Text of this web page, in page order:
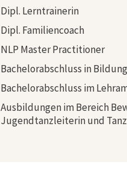
Dipl. Lerntrainerin
Dipl. Familiencoach
NLP Master Practitioner
Bachelorabschluss in
Bachelorabschluss im
Ausbildungen im Bereich
Jugendtanzleiterin und